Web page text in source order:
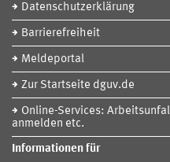
Datenschutzerklärung
Barrierefreiheit
Meldeportal
Zur Startseite dguv.de
Online-Services:
anmelden etc.
Informationen für